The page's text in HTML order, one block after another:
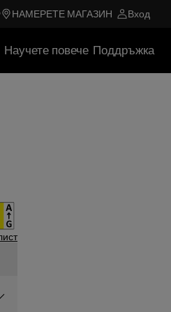
НАМЕРЕТЕ МАГАЗИН Вход
Научете повече Поддръжка